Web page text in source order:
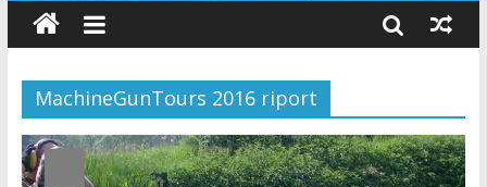
MachineGunTours 2016 riport